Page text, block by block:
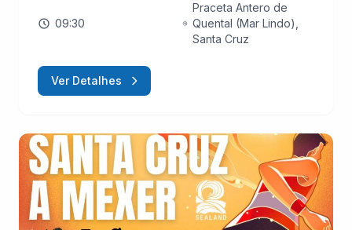
09:30
Praceta Antero de
Quental (Mar Lindo),
Santa Cruz
Ver Detalhes